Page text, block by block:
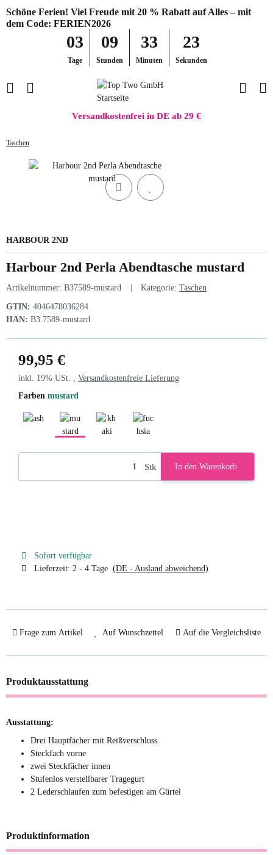
Schöne Ferien! Viel Freude mit 20 % Rabatt auf Alles – mit
dem Code: FERIEN2026
03
Tage
09
Stunden
33
Minuten
23
Sekunden
Versandkostenfrei in DE ab 29 €
Taschen
HARBOUR 2ND
Harbour 2nd Perla Abendtasche mustard
Artikelnummer: B37589-mustard Kategorie: Taschen
GTIN: 4046478036284
HAN: B3.7589-mustard
99,95 €
inkl. 19% USt. , Versandkostenfreie Lieferung
Farben mustard
Stk In den Warenkorb
Sofort verfügbar
Lieferzeit: 2 - 4 Tage (DE - Ausland abweichend)
Frage zum Artikel Auf Wunschzettel Auf die Vergleichsliste
Produktausstattung
Ausstattung:
Drei Hauptfächer mit Reißverschluss
Steckfach vorne
zwei Steckfächer innen
Stufenlos verstellbarer Tragegurt
2 Lederschlaufen zum befestigen am Gürtel
Produktinformation